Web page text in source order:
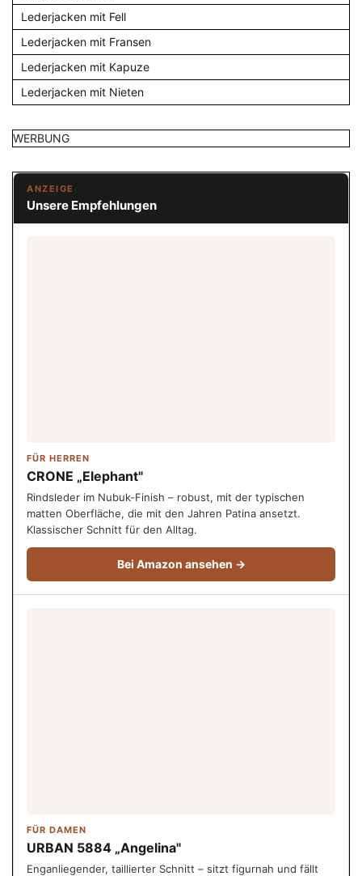
Lederjacken mit Fell
Lederjacken mit Fransen
Lederjacken mit Kapuze
Lederjacken mit Nieten
WERBUNG
ANZEIGE
Unsere Empfehlungen
FÜR HERREN
CRONE „Elephant"
Rindsleder im Nubuk-Finish – robust, mit der typischen
matten Oberfläche, die mit den Jahren Patina ansetzt.
Klassischer Schnitt für den Alltag.
Bei Amazon ansehen →
FÜR DAMEN
URBAN 5884 „Angelina"
Enganliegender, taillierter Schnitt – sitzt figurnah und fällt